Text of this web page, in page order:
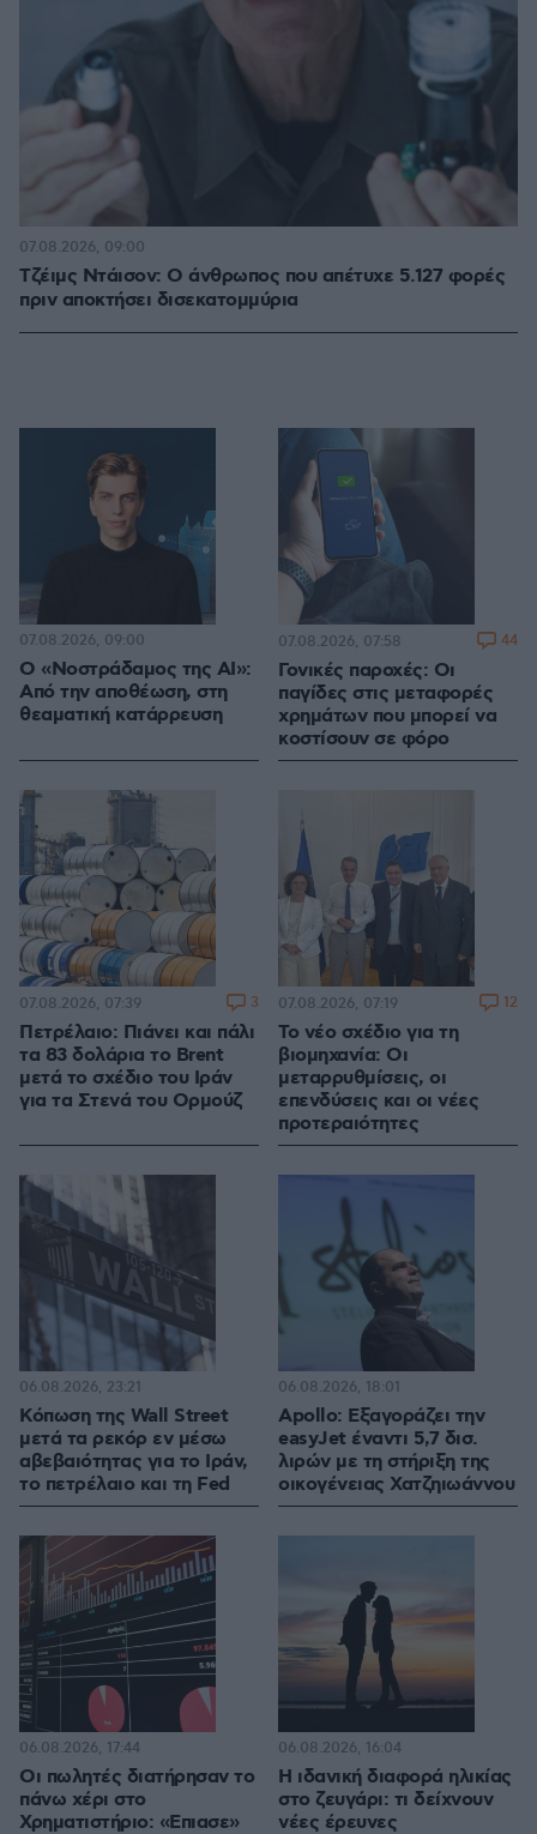
Τζέιμς Ντάισον: Ο άνθρωπος που απέτυχε 5.127 φορές
πριν αποκτήσει δισεκατομμύρια
07.08.2026, 09:00
Ο «Νοστράδαμος της AI»:
Από την αποθέωση, στη
θεαματική κατάρρευση
07.08.2026, 09:00
Γονικές παροχές: Οι
παγίδες στις μεταφορές
χρημάτων που μπορεί να
κοστίσουν σε φόρο
07.08.2026, 07:58 44
Πετρέλαιο: Πιάνει και πάλι
τα 83 δολάρια το Brent
μετά το σχέδιο του Ιράν
για τα Στενά του Ορμούζ
07.08.2026, 07:39 3
Το νέο σχέδιο για τη
βιομηχανία: Οι
μεταρρυθμίσεις, οι
επενδύσεις και οι νέες
προτεραιότητες
07.08.2026, 07:19 12
Κόπωση της Wall Street
μετά τα ρεκόρ εν μέσω
αβεβαιότητας για το Ιράν,
το πετρέλαιο και τη Fed
06.08.2026, 23:21
Apollo: Εξαγοράζει την
easyJet έναντι 5,7 δισ.
λιρών με τη στήριξη της
οικογένειας Χατζηιωάννου
06.08.2026, 18:01
Οι πωλητές διατήρησαν το
πάνω χέρι στο
Χρηματιστήριο: «Επιασε»
06.08.2026, 17:44
Η ιδανική διαφορά ηλικίας
στο ζευγάρι: τι δείχνουν
νέες έρευνες
06.08.2026, 16:04